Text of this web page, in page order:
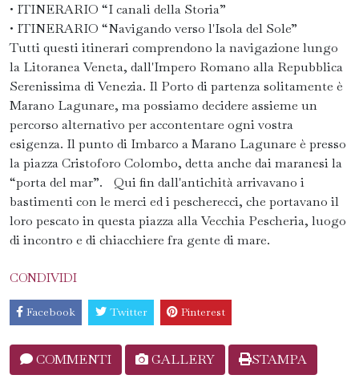
• ITINERARIO “I canali della Storia”
• ITINERARIO “Navigando verso l'Isola del Sole”
Tutti questi itinerari comprendono la navigazione lungo
la Litoranea Veneta, dall'Impero Romano alla Repubblica
Serenissima di Venezia. Il Porto di partenza solitamente è
Marano Lagunare, ma possiamo decidere assieme un
percorso alternativo per accontentare ogni vostra
esigenza. Il punto di Imbarco a Marano Lagunare è presso
la piazza Cristoforo Colombo, detta anche dai maranesi la
“porta del mar”. Qui fin dall'antichità arrivavano i
bastimenti con le merci ed i pescherecci, che portavano il
loro pescato in questa piazza alla Vecchia Pescheria, luogo
di incontro e di chiacchiere fra gente di mare.
CONDIVIDI
Facebook Twitter Pinterest
COMMENTI GALLERY STAMPA